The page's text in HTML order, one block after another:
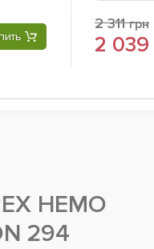
2 311грн
2 039
HEMO
294